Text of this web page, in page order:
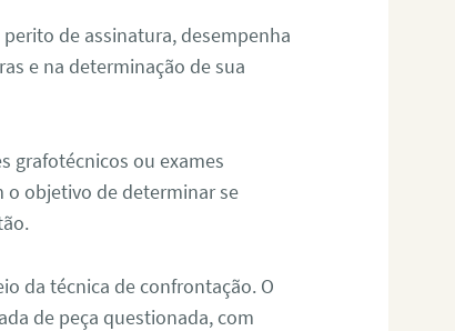
de assinatura, desempenha
e na determinação de sua
grafotécnicos ou exames
o objetivo de determinar se
da técnica de confrontação. O
de peça questionada, com